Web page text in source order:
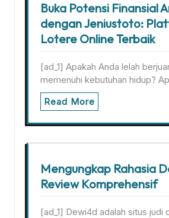
Buka Potensi Finansial
dengan Jeniustoto:
Lotere Online Terbaik
[ad_1] Apakah Anda lelah
memenuhi kebutuhan hidup?
Read More
Mengungkap Rahasia
Review Komprehensif
[ad_1] Dewi4d adalah situs judi